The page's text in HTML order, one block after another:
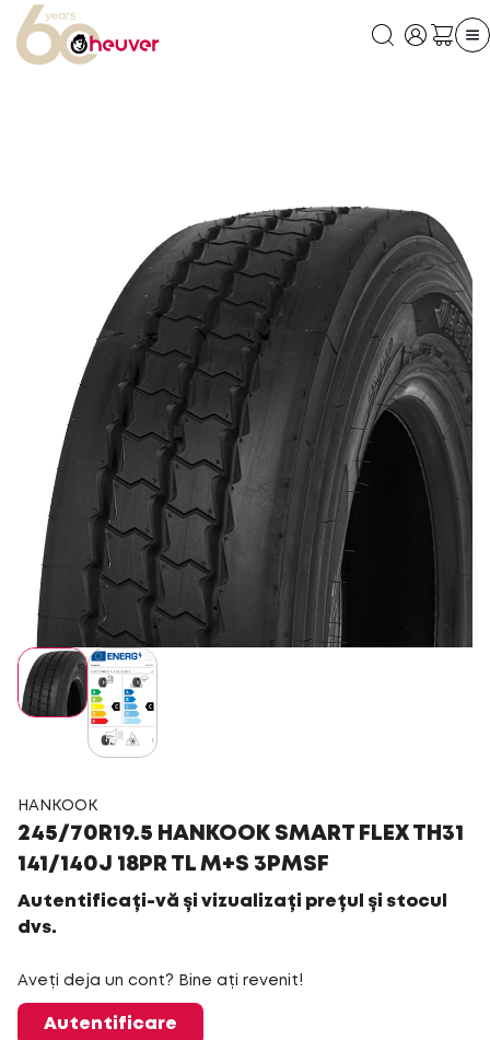
HANKOOK
245/70R19.5 HANKOOK SMART FLEX TH31
141/140J 18PR TL M+S 3PMSF
Autentificați-vă și vizualizați prețul și stocul
dvs.
Aveți deja un cont? Bine ați revenit!
Autentificare